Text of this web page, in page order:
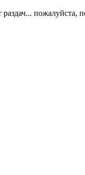
раздач... пожалуйста,